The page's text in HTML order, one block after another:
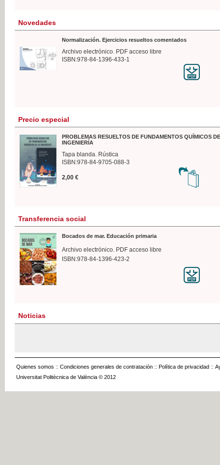
Novedades
Normalización. Ejercicios resueltos comentados
Archivo electrónico. PDF acceso libre
ISBN:978-84-1396-433-1
Precio especial
PROBLEMAS RESUELTOS DE FUNDAMENTOS QUÍMICOS
INGENIERÍA
Tapa blanda. Rústica
ISBN:978-84-9705-088-3
2,00 €
Transferencia social
Bocados de mar. Educación primaria
Archivo electrónico. PDF acceso libre
ISBN:978-84-1396-423-2
Noticias
Quienes somos :: Condiciones generales de contratación :: Política de privacidad ::
Universitat Politècnica de València © 2012